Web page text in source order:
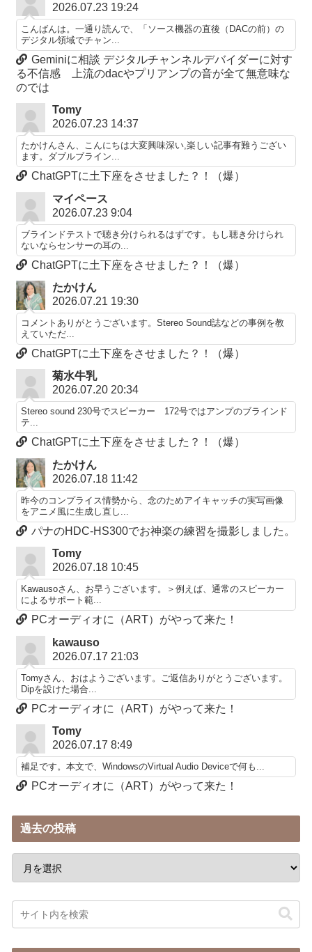
2026.07.23 19:24
こんばんは。一通り読んで、「ソース機器の直後（DACの前）の
デジタル領域でチャン...
Geminiに相談 デジタルチャンネルデバイダーに対す
る不信感 上流のdacやプリアンプの音が全て無意味な
のでは
Tomy
2026.07.23 14:37
たかけんさん、こんにちは大変興味深い,楽しい記事有難うござい
ます。ダブルブライン...
ChatGPTに土下座をさせました？！（爆）
マイペース
2026.07.23 9:04
ブラインドテストで聴き分けられるはずです。もし聴き分けられ
ないならセンサーの耳の...
ChatGPTに土下座をさせました？！（爆）
たかけん
2026.07.21 19:30
コメントありがとうございます。Stereo Sound誌などの事例を教
えていただ...
ChatGPTに土下座をさせました？！（爆）
菊水牛乳
2026.07.20 20:34
Stereo sound 230号でスピーカー 172号ではアンプのブラインド
テ...
ChatGPTに土下座をさせました？！（爆）
たかけん
2026.07.18 11:42
昨今のコンプライス情勢から、念のためアイキャッチの実写画像
をアニメ風に生成し直し...
パナのHDC-HS300でお神楽の練習を撮影しました。
Tomy
2026.07.18 10:45
Kawausoさん、お早うございます。＞例えば、通常のスピーカー
によるサポート範...
PCオーディオに（ART）がやって来た！
kawauso
2026.07.17 21:03
Tomyさん、おはようございます。ご返信ありがとうございます。
Dipを設けた場合...
PCオーディオに（ART）がやって来た！
Tomy
2026.07.17 8:49
補足です。本文で、WindowsのVirtual Audio Deviceで何も...
PCオーディオに（ART）がやって来た！
過去の投稿